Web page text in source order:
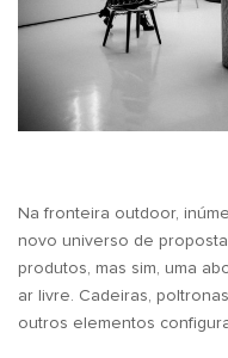
Na fronteira outdoor,
novo universo de
produtos, mas sim, uma
ar livre. Cadeiras,
outros elementos